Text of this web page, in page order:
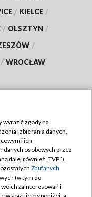
/ KIELCE /
/ OLSZTYN /
/
/ WROCŁAW
wyrazić zgody na
i zbierania danych,
i ich
danych osobowych przez
dalej również „TVP”),
Zaufanych
(w tym do
zainteresowań i